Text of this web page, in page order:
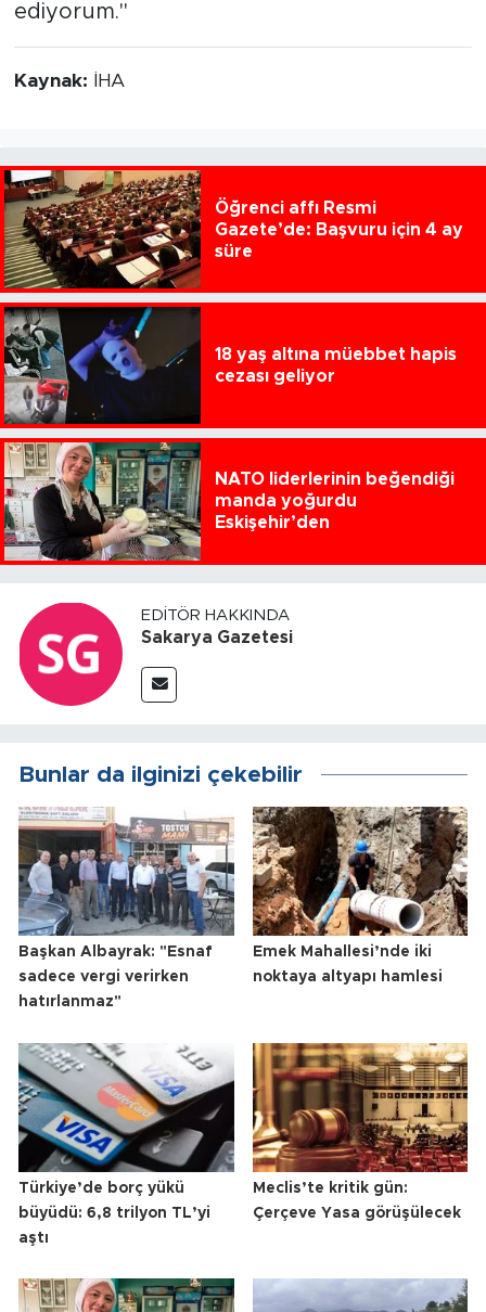
ediyorum."
Kaynak: İHA
Öğrenci affı Resmi
Gazete’de: Başvuru için 4 ay
süre
18 yaş altına müebbet hapis
cezası geliyor
NATO liderlerinin beğendiği
manda yoğurdu
Eskişehir’den
EDITÖR HAKKINDA
Sakarya Gazetesi
Bunlar da ilginizi çekebilir
Başkan Albayrak: "Esnaf
sadece vergi verirken
hatırlanmaz"
Emek Mahallesi’nde iki
noktaya altyapı hamlesi
Türkiye’de borç yükü
büyüdü: 6,8 trilyon TL’yi
aştı
Meclis’te kritik gün:
Çerçeve Yasa görüşülecek